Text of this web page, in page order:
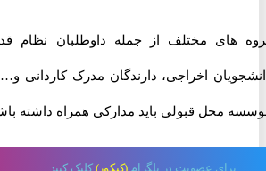
های مختلف از جمله داوطلبان نظام قدیم،
اخراجی، دارندگان مدرک کاردانی و…
محل قبولی باید مدارکی همراه داشته باشند.
عضویت در تلگرام(کنکور)کلیک کنید